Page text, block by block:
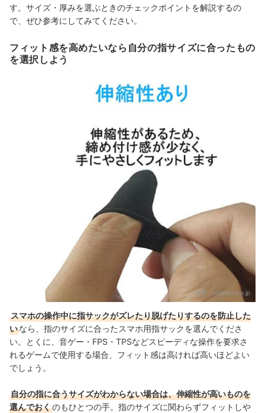
す。サイズ・厚みを選ぶときのチェックポイントを解説するの
で、ぜひ参考にしてみてください。
フィット感を高めたいなら自分の指サイズに合ったもの
を選択しよう
出典： amazon.co.jp
スマホの操作中に指サックがズレたり脱げたりするのを防止した
いなら、指のサイズに合った スマホ用指サックを選んでくださ
い。とくに、 音ゲー・FPS・TPSなどスピーディな操作を要求さ
れるゲームで使用する場合、フィット感は高ければ高いほどよい
でしょう。
自分の指に合うサイズがわからない場合は、伸縮性が高いものを
選んでおくのもひとつの手。指のサイズに関わらずフィットしや